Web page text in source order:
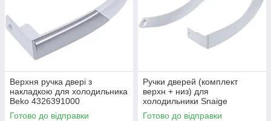
Верхня ручка двері з
накладкою для холодильника
Beko 4326391000
Готово до відправки
Ручки дверей (комплект
верхн + низ) для
холодильники Snaige
D253117
Готово до відправки